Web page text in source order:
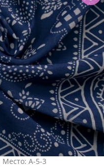
A-5-3